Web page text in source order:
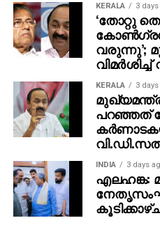
നേതൃത്വത്തിലുള്ള സമിതി
രേഖകൾ പരിശോധിക്കും.
തുടങ്ങിയ രേഖകൾ
സംബന്ധിച്ച് തീർപ്പുണ്ടാകും.
അഹമ്മദ് ഖാന്റെ
പുനരധിവാസം.
KERALA 3
‘തോറ്റു
വരുന്നു’;
KERALA 3
പറഞ്ഞത്
INDIA 3 days
എലഹങ്ക: